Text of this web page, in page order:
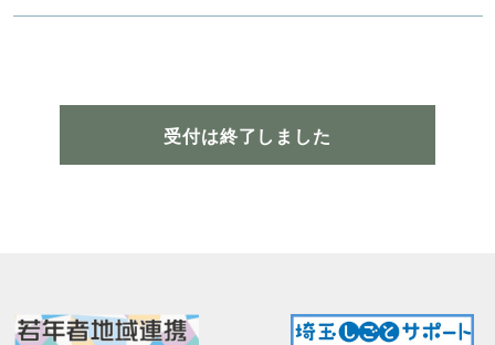
受付は終了しました